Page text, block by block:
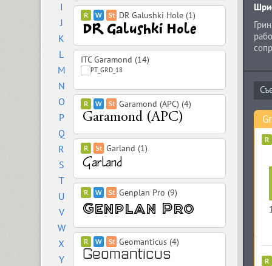
I
J
K
L
M
N
O
P
Q
R
S
T
U
V
W
X
Y
DR Galushki Hole (1)
ITC Garamond (14)
Garamond (APC) (4)
Garland (1)
Genplan Pro (9)
Geomanticus (4)
в